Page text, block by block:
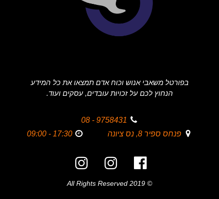
בפורטל משאבי אנוש וכוח אדם תמצאו את כל המידע
הנחוץ לכם על זכויות עובדים, עסקים ועוד.
9758431 - 08
פנחס ספיר 8, נס ציונה
17:30 - 09:00
© 2019 All Rights Reserved